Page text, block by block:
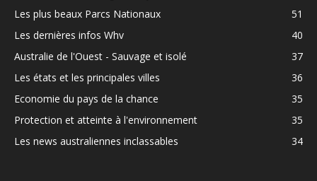
Les plus beaux Parcs Nationaux
51
Les dernières infos Whv
40
Australie de l'Ouest - Sauvage et isolé
37
Les états et les principales villes
36
Economie du pays de la chance
35
Protection et atteinte à l'environnement
35
Les news australiennes inclassables
34